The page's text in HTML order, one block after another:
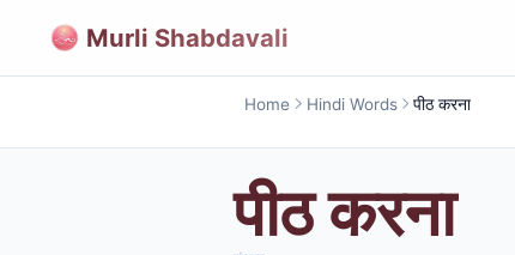
Murli Shabdavali
Home Hindi Words पीठ करना
पीठ करना